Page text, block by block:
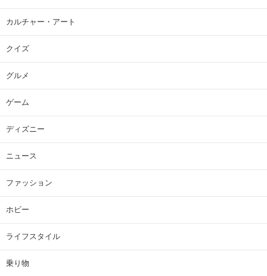
カルチャー・アート
クイズ
グルメ
ゲーム
ディズニー
ニュース
ファッション
ホビー
ライフスタイル
乗り物